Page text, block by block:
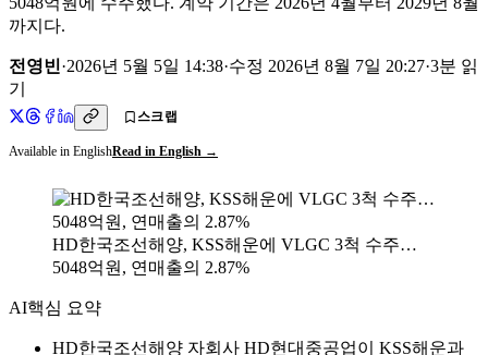
까지다.
전영빈·2026년 5월 5일 14:38·수정 2026년 8월 7일 20:27·3분 읽
기
스크랩
Available in EnglishRead in English →
HD한국조선해양, KSS해운에 VLGC 3척 수주…
5048억원, 연매출의 2.87%
AI핵심 요약
HD한국조선해양 자회사 HD현대중공업이 KSS해운과